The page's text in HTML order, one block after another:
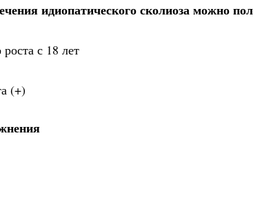
идиопатического сколиоза можно
с 18 лет
(+)